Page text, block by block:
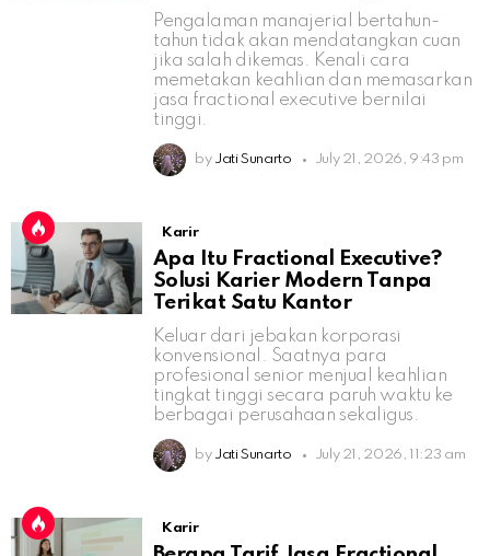
Pengalaman manajerial bertahun-
tahun tidak akan mendatangkan cuan
jika salah dikemas. Kenali cara
memetakan keahlian dan memasarkan
jasa fractional executive bernilai
tinggi.
by Jati Sunarto July 21, 2026, 9:43 pm
Karir
Apa Itu Fractional Executive?
Solusi Karier Modern Tanpa
Terikat Satu Kantor
Keluar dari jebakan korporasi
konvensional. Saatnya para
profesional senior menjual keahlian
tingkat tinggi secara paruh waktu ke
berbagai perusahaan sekaligus.
by Jati Sunarto July 21, 2026, 11:23 am
Karir